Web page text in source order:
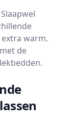
warm.
de